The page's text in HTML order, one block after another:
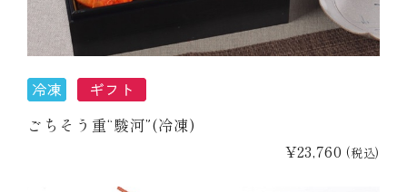
ごちそう重“駿河”(冷凍)
¥23,760 (税込)